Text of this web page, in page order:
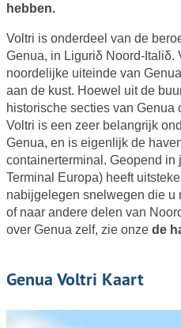
hebben.
Voltri is onderdeel van de
Genua, in Liguriδ Noord-Italiδ.
noordelijke uiteinde van
aan de kust. Hoewel uit de
historische secties van Genua
Voltri is een zeer belangrijk
Genua, en is eigenlijk de
containerterminal. Geopend in
Terminal Europa) heeft
nabijgelegen snelwegen die u
of naar andere delen van
over Genua zelf, zie onze de
Genua Voltri Kaart